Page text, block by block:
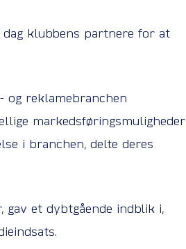
klubbens partnere for at
og reklamebranchen
markedsføringsmuligheder
i branchen, delte deres
gav et dybtgående indblik i,